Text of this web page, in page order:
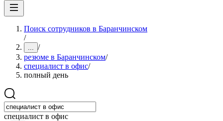
Поиск сотрудников в Баранчинском
/
... /
резюме в Баранчинском/
специалист в офис/
полный день
специалист в офис